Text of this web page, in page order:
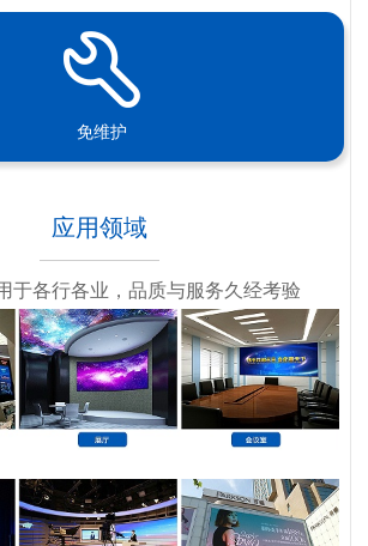
免维护
应用领域
于各行各业，品质与服务久经考验